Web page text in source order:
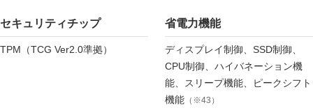
セキュリティチップ
TPM（TCG Ver2.0準拠）
省電力機能
ディスプレイ制御、SSD制御、
CPU制御、ハイバネーション機
能、スリープ機能、ピークシフト
機能 （※43）